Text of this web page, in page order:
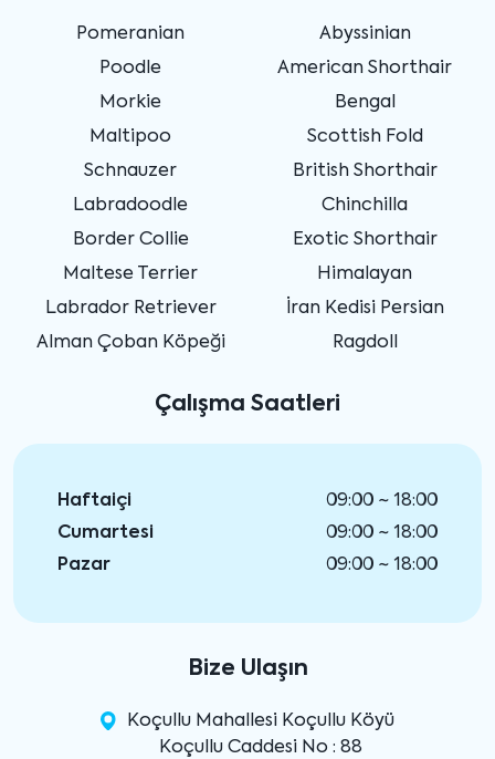
Pomeranian
Poodle
Morkie
Maltipoo
Schnauzer
Labradoodle
Border Collie
Maltese Terrier
Labrador Retriever
Alman Çoban Köpeği
Abyssinian
American Shorthair
Bengal
Scottish Fold
British Shorthair
Chinchilla
Exotic Shorthair
Himalayan
İran Kedisi Persian
Ragdoll
Çalışma Saatleri
Haftaiçi
09:00 ~ 18:00
Cumartesi
09:00 ~ 18:00
Pazar
09:00 ~ 18:00
Bize Ulaşın
Koçullu Mahallesi Koçullu Köyü
Koçullu Caddesi No : 88